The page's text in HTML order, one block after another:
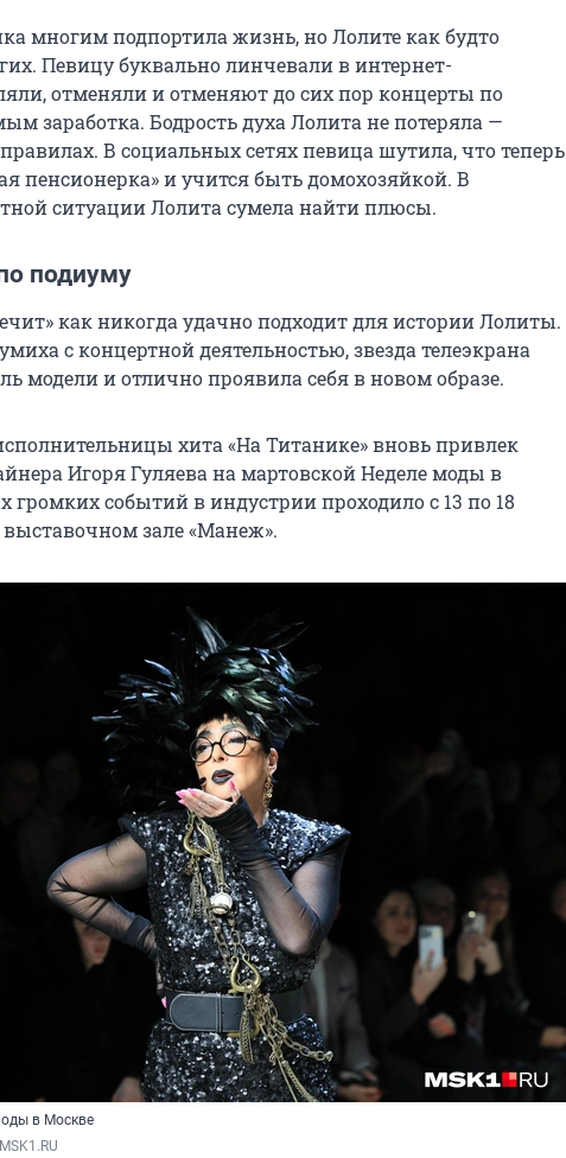
многим подпортила жизнь, но Лолите как будто
Певицу буквально линчевали в интернет-
отменяли и отменяют до сих пор концерты по
заработка. Бодрость духа Лолита не потеряла —
В социальных сетях певица шутила, что теперь
пенсионерка» и учится быть домохозяйкой. В
ситуации Лолита сумела найти плюсы.
подиуму
как никогда удачно подходит для истории Лолиты.
с концертной деятельностью, звезда телеэкрана
модели и отлично проявила себя в новом образе.
хита «На Титанике» вновь привлек
Игоря Гуляева на мартовской Неделе моды в
громких событий в индустрии проходило с 13 по 18
зале «Манеж».
в Москве